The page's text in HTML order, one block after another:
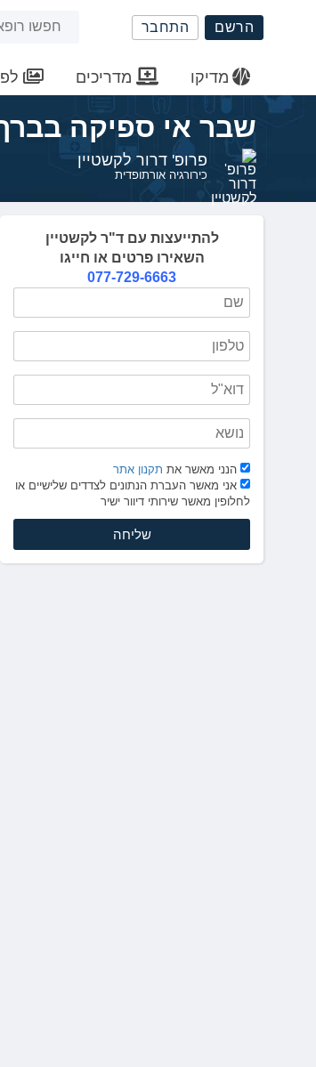
מַעֲרֶכֶת
הָאֲתָר.
הַמִּשְׁתַּמְּשִׁים
הרשם התחבר
חיפוש
מדיקו מדריכים
שבר אי ספיקה
פרופ' דרור לקשטיין
כירורגיה אורתופדית
להתייעצות עם ד"ר לקשטיין
השאירו פרטים או חייגו
077-729-6663
הנני מאשר את תקנון אתר
אני מאשר העברת הנתונים לצדדים שלישיים או
לחלופין מאשר שירותי דיוור ישיר